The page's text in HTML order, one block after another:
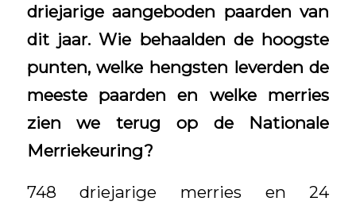
driejarige aangeboden paarden van
dit jaar. Wie behaalden de hoogste
punten, welke hengsten leverden de
meeste paarden en welke merries
zien we terug op de Nationale
Merriekeuring?
748 driejarige merries en 24